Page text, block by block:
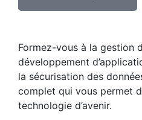
Formez-vous à la gestion
développement
la sécurisation des
complet qui vous permet
technologie d’avenir.